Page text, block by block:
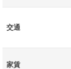
交通
家賃